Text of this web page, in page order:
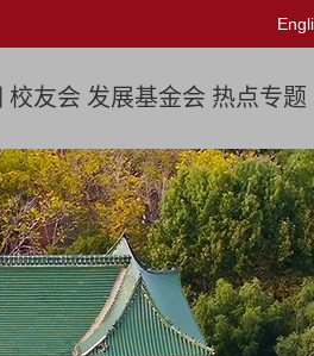
校友会 发展基金会 热点专题